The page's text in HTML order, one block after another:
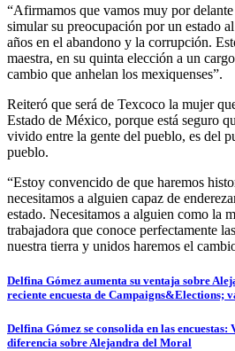
“Afirmamos que vamos muy por
simular su preocupación por un estado
años en el abandono y la corrupción.
maestra, en su quinta elección a un
cambio que anhelan los mexiquenses”.
Reiteró que será de Texcoco la mujer
Estado de México, porque está seguro
vivido entre la gente del pueblo, es del
pueblo.
“Estoy convencido de que haremos
necesitamos a alguien capaz de
estado. Necesitamos a alguien como la
trabajadora que conoce perfectamente
nuestra tierra y unidos haremos el
Navegación
de
entradas
Delfina Gómez aumenta su ventaja sobre
reciente encuesta de Campaigns&Elections;
Delfina Gómez se consolida en las
diferencia sobre Alejandra del Moral